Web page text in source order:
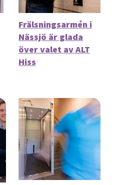
Frälsningsarmén i
Nässjö är glada
över valet av ALT
Hiss